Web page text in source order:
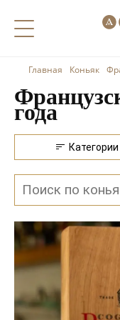
Назад
Чай
Кофе
Назад
Вино
Херес
Белые
Назад
Виски
Коньяк
Текила
Джин
Главная Коньяк
года
Категории